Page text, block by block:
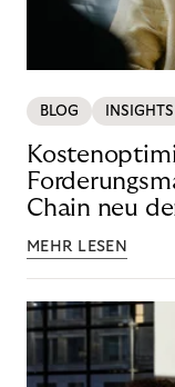
BLOG INSIGHTS
Chain neu
MEHR LESEN